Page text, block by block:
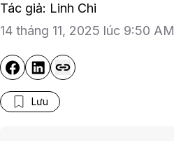
Tác giả: Linh Chi
14 tháng 11, 2025 lúc 9:50 AM
Lưu